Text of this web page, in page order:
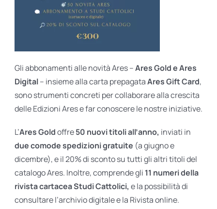
Gli abbonamenti alle novità Ares –Ares Gold e Ares
Digital– insieme alla carta prepagataAres Gift Card,
sono strumenti concreti per collaborare alla crescita
delle Edizioni Ares e far conoscere le nostre iniziative.
L’Ares Goldoffre50 nuovi titoli all’anno, inviati in
due comode spedizioni gratuite (a giugno e
dicembre), e il 20% di sconto su tutti gli altri titoli del
catalogo Ares. Inoltre, comprende gli 11 numeri della
rivista cartacea Studi Cattolici, e la possibilità di
consultare l’archivio digitale e la Rivista online.